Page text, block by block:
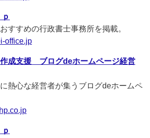
すすめの行政書士事務所を掲載。
office.jp
成支援 ブログdeホームページ経営
熱心な経営者が集うブログdeホームペ